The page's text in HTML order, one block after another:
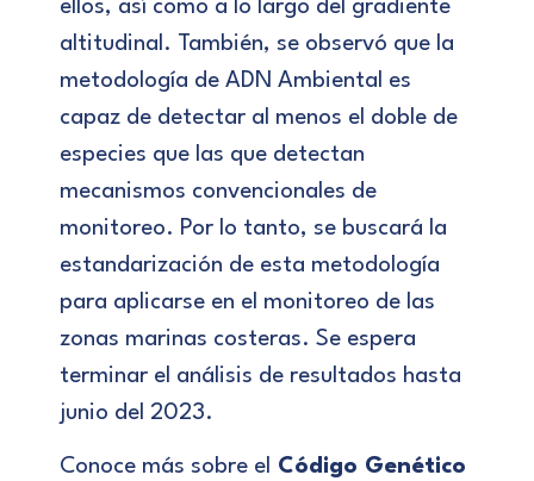
ellos, así como a lo largo del gradiente
altitudinal. También, se observó que la
metodología de ADN Ambiental es
capaz de detectar al menos el doble de
especies que las que detectan
mecanismos convencionales de
monitoreo. Por lo tanto, se buscará la
estandarización de esta metodología
para aplicarse en el monitoreo de las
zonas marinas costeras. Se espera
terminar el análisis de resultados hasta
junio del 2023.
Conoce más sobre el Código Genético